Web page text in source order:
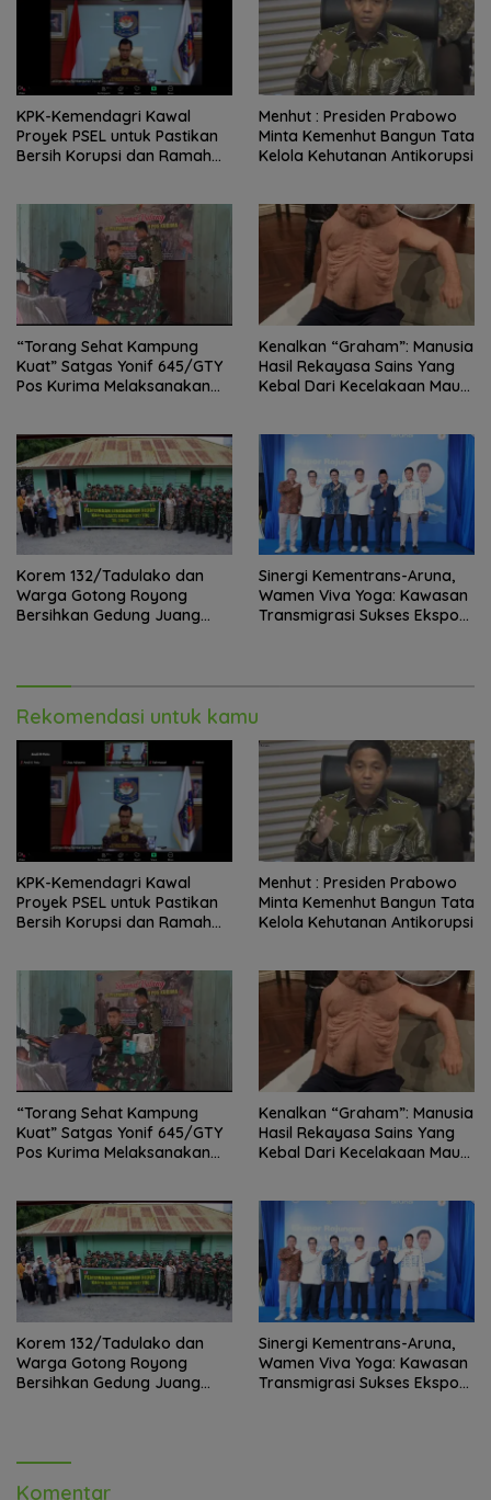
KPK-Kemendagri Kawal
Proyek PSEL untuk Pastikan
Bersih Korupsi dan Ramah
Menhut : Presiden Prabowo
Minta Kemenhut Bangun Tata
Kelola Kehutanan Antikorupsi
“Torang Sehat Kampung
Kuat” Satgas Yonif 645/GTY
Pos Kurima Melaksanakan
Kenalkan “Graham”: Manusia
Hasil Rekayasa Sains Yang
Kebal Dari Kecelakaan Maut
Korem 132/Tadulako dan
Warga Gotong Royong
Bersihkan Gedung Juang
Sinergi Kementrans-Aruna,
Wamen Viva Yoga: Kawasan
Transmigrasi Sukses Ekspor
Rekomendasi untuk kamu
KPK-Kemendagri Kawal
Proyek PSEL untuk Pastikan
Bersih Korupsi dan Ramah
Menhut : Presiden Prabowo
Minta Kemenhut Bangun Tata
Kelola Kehutanan Antikorupsi
“Torang Sehat Kampung
Kuat” Satgas Yonif 645/GTY
Pos Kurima Melaksanakan
Kenalkan “Graham”: Manusia
Hasil Rekayasa Sains Yang
Kebal Dari Kecelakaan Maut
Korem 132/Tadulako dan
Warga Gotong Royong
Bersihkan Gedung Juang
Sinergi Kementrans-Aruna,
Wamen Viva Yoga: Kawasan
Transmigrasi Sukses Ekspor
Komentar